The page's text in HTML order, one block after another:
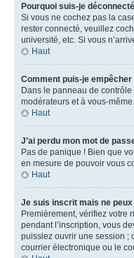
Pourquoi suis-je
Si vous ne cochez pas la
rester connecté, veuillez
université, etc. Si vous
Haut
Comment puis-je
Dans le panneau de contrôle
modérateurs et à vous-
Haut
J’ai perdu mon mot de
Pas de panique ! Bien que
en mesure de pouvoir vous
Haut
Je suis inscrit mais ne
Premièrement, vérifiez votre
pendant l’inscription, vous
puissiez ouvrir une session ;
courrier électronique ou le